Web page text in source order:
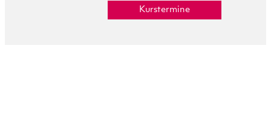
Kurstermine